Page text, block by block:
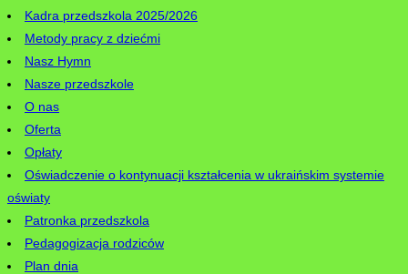
Kadra przedszkola 2025/2026
Metody pracy z dziećmi
Nasz Hymn
Nasze przedszkole
O nas
Oferta
Opłaty
Oświadczenie o kontynuacji kształcenia w ukraińskim systemie
oświaty
Patronka przedszkola
Pedagogizacja rodziców
Plan dnia